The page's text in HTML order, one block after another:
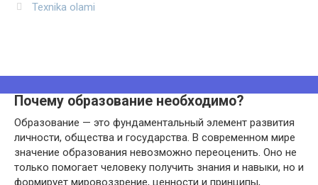
Texnika olami
Почему образование необходимо?
Образование — это фундаментальный элемент развития
личности, общества и государства. В современном мире
значение образования невозможно переоценить. Оно не
только помогает человеку получить знания и навыки, но и
формирует мировоззрение, ценности и принципы,